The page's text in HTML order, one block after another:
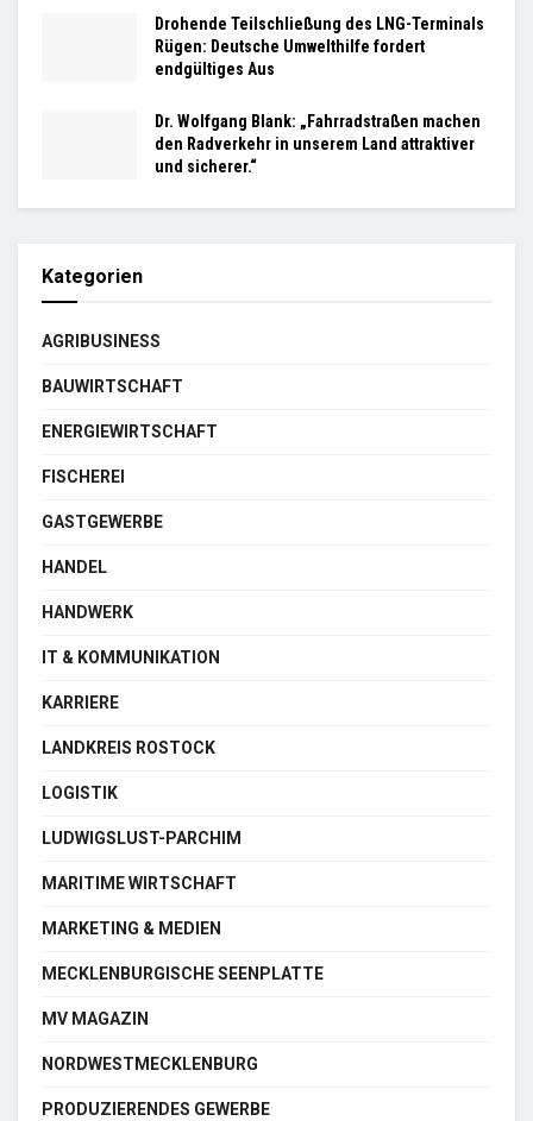
Drohende Teilschließung des LNG-Terminals
Rügen: Deutsche Umwelthilfe fordert
endgültiges Aus
Dr. Wolfgang Blank: „Fahrradstraßen machen
den Radverkehr in unserem Land attraktiver
und sicherer.“
Kategorien
AGRIBUSINESS
BAUWIRTSCHAFT
ENERGIEWIRTSCHAFT
FISCHEREI
GASTGEWERBE
HANDEL
HANDWERK
IT & KOMMUNIKATION
KARRIERE
LANDKREIS ROSTOCK
LOGISTIK
LUDWIGSLUST-PARCHIM
MARITIME WIRTSCHAFT
MARKETING & MEDIEN
MECKLENBURGISCHE SEENPLATTE
MV MAGAZIN
NORDWESTMECKLENBURG
PRODUZIERENDES GEWERBE